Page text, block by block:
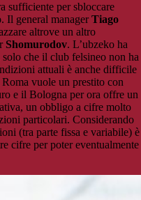
sufficiente per sbloccare
Il general managerTiago
altrove un altro
Shomurodov. L’ubzeko ha
solo che il club felsineo non ha
attuali è anche difficile
vuole un prestito con
e il Bologna per ora offre un
un obbligo a cifre molto
particolari. Considerando
(tra parte fissa e variabile) è
cifre per poter eventualmente